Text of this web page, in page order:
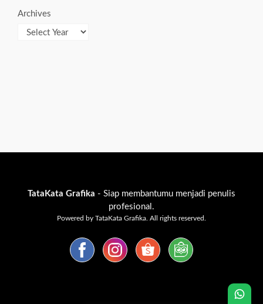
Archives
TataKata Grafika - Siap membantumu menjadi penulis
profesional.
Powered by TataKata Grafika. All rights reserved.